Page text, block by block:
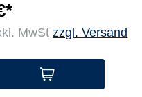
MwStzzgl. Versand